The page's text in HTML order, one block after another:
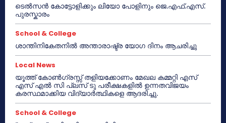
ടെൽസൻ കോട്ടോളിക്കും ലിയോ പോളിനും ജെ.എഫ്.എസ്.
പുരസ്കാരം
School & College
ശാന്തിനികേതനിൽ അന്താരാഷ്ട്ര യോഗ ദിനം ആചരിച്ചു
Local News
യൂത്ത് കോൺഗ്രസ്സ് തളിയക്കോണം മേഖല കമ്മറ്റി എസ്
എസ് എൽ സി പ്ലസ് ടു പരീക്ഷകളിൽ ഉന്നതവിജയം
കരസ്ഥമാക്കിയ വിദ്യാർത്ഥികളെ ആദരിച്ചു.
School & College